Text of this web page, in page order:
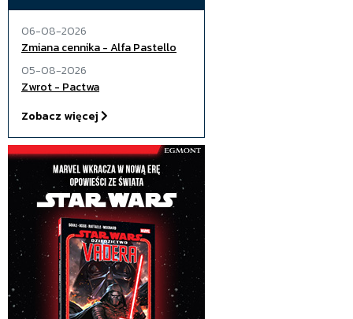
06-08-2026
Zmiana cennika - Alfa Pastello
05-08-2026
Zwrot - Pactwa
Zobacz więcej